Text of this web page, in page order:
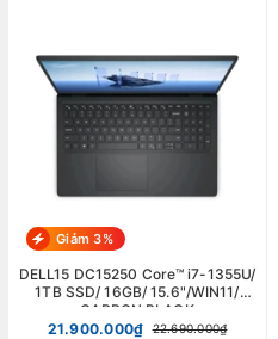
Giảm 3%
DELL15 DC15250 Core™ i7-1355U/
1TB SSD/ 16GB/ 15.6"/WIN11/
CARBON BLACK
21.900.000₫
22.690.000₫